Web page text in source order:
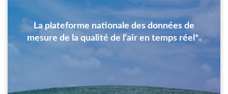
La plateforme nationale des données de
mesure de la qualité de l’air en temps réel*.